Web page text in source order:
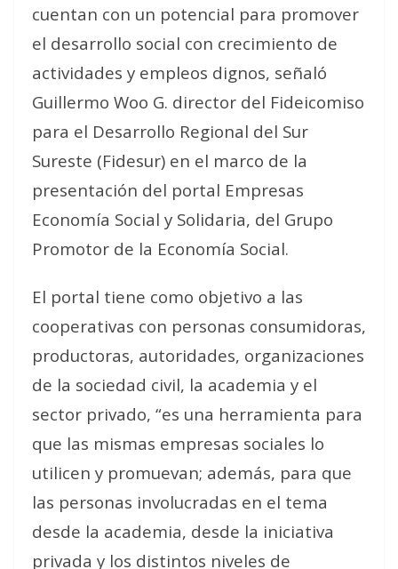
cuentan con un potencial para promover
el desarrollo social con crecimiento de
actividades y empleos dignos, señaló
Guillermo Woo G. director del Fideicomiso
para el Desarrollo Regional del Sur
Sureste (Fidesur) en el marco de la
presentación del portal Empresas
Economía Social y Solidaria, del Grupo
Promotor de la Economía Social.
El portal tiene como objetivo a las
cooperativas con personas consumidoras,
productoras, autoridades, organizaciones
de la sociedad civil, la academia y el
sector privado, “es una herramienta para
que las mismas empresas sociales lo
utilicen y promuevan; además, para que
las personas involucradas en el tema
desde la academia, desde la iniciativa
privada y los distintos niveles de